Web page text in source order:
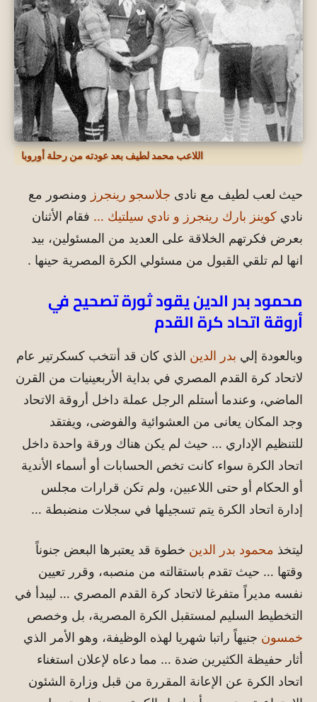
اللاعب محمد لطيف بعد عودته من رحلة أوروبا
حيث لعب لطيف مع نادى جلاسجو رينجرز ومنصور مع
نادي كوينز بارك رينجرز و نادي سيلتيك … فقام الأثنان
بعرض فكرتهم الخلاقة على العديد من المسئولين، بيد
انها لم تلقي القبول من مسئولي الكرة المصرية حينها .
محمود بدر الدين يقود ثورة تصحيح في
أروقة اتحاد كرة القدم
وبالعودة إلي بدر الدين الذي كان قد أنتخب كسكرتير عام
لاتحاد كرة القدم المصري في بداية الأربعينيات من القرن
الماضي، وعندما أستلم الرجل عملة داخل أروقة الاتحاد
وجد المكان يعانى من العشوائية والفوضى، ويفتقد
للتنظيم الإداري … حيث لم يكن هناك ورقة واحدة داخل
اتحاد الكرة سواء كانت تخص الحسابات أو أسماء الأندية
أو الحكام أو حتى اللاعبين، ولم تكن قرارات مجلس
إدارة اتحاد الكرة يتم تسجيلها في سجلات منضبطة …
ليتخذ محمود بدر الدين خطوة قد يعتبرها البعض جنوناً
وقتها … حيث تقدم باستقالته من منصبه، وقرر تعيين
نفسه مديراً متفرغا لاتحاد كرة القدم المصري … ليبدأ في
التخطيط السليم لمستقبل الكرة المصرية، بل وخصص
خمسون جنيهاً راتبا شهريا لهذه الوظيفة، وهو الأمر الذي
أثار حفيظة الكثيرين ضدة … مما دعاه لإعلان استغناء
اتحاد الكرة عن الإعانة المقررة من قبل وزارة الشئون